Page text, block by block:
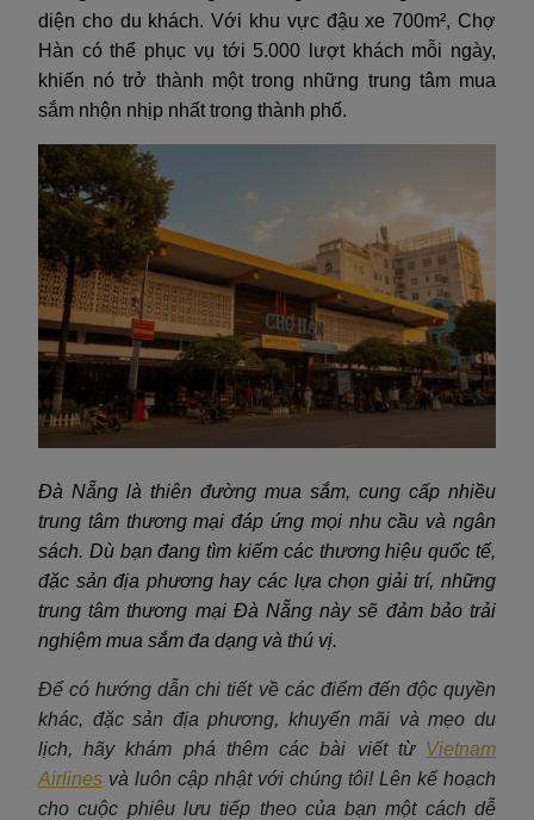
diện cho du khách. Với khu vực đậu xe 700m², Chợ
Hàn có thể phục vụ tới 5.000 lượt khách mỗi ngày,
khiến nó trở thành một trong những trung tâm mua
sắm nhộn nhịp nhất trong thành phố.
Đà Nẵng là thiên đường mua sắm, cung cấp nhiều
trung tâm thương mại đáp ứng mọi nhu cầu và ngân
sách. Dù bạn đang tìm kiếm các thương hiệu quốc tế,
đặc sản địa phương hay các lựa chọn giải trí, những
trung tâm thương mại Đà Nẵng này sẽ đảm bảo trải
nghiệm mua sắm đa dạng và thú vị.
Để có hướng dẫn chi tiết về các điểm đến độc quyền
khác, đặc sản địa phương, khuyến mãi và mẹo du
lịch, hãy khám phá thêm các bài viết từ Vietnam
Airlines và luôn cập nhật với chúng tôi! Lên kế hoạch
cho cuộc phiêu lưu tiếp theo của bạn một cách dễ